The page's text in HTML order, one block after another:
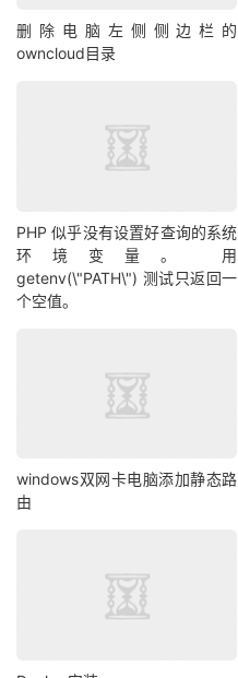
删除电脑左侧侧边栏的
owncloud目录
PHP 似乎没有设置好查询的系统
环境变量。 用
getenv(\"PATH\") 测试只返回一
个空值。
windows双网卡电脑添加静态路
由